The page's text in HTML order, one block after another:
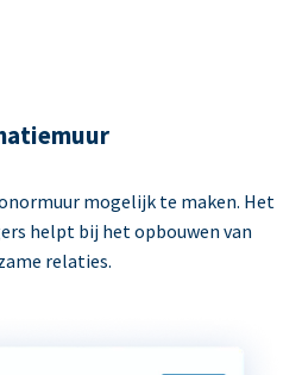
mogelijk te maken. Het
helpt bij het opbouwen van
relaties.